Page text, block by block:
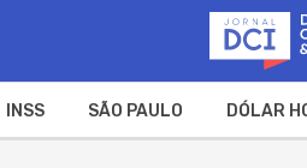
INSS SÃO PAULO DÓLAR